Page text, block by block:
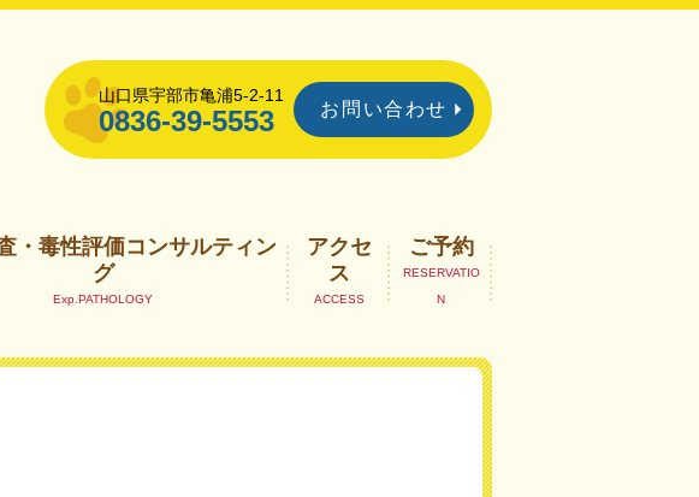
山口県宇部市亀浦5-2-11
0836-39-5553 お問い合わせ
・毒性評価コンサルティン
グ
アクセ
ス
ご予約